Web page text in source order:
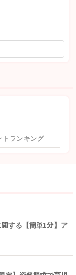
トランキング
する【簡単1分】ア